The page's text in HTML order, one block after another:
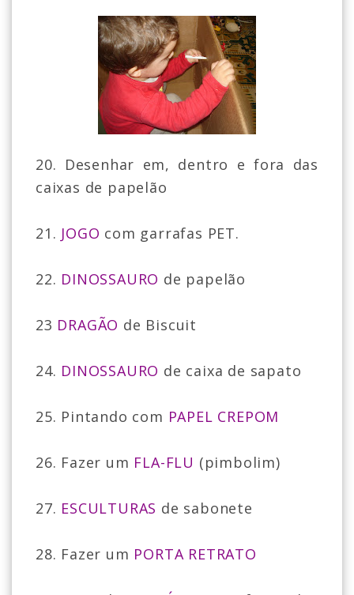
20. Desenhar em, dentro e fora das
caixas de papelão
21. JOGO com garrafas PET.
22. DINOSSAURO de papelão
23 DRAGÃO de Biscuit
24. DINOSSAURO de caixa de sapato
25. Pintando com PAPEL CREPOM
26. Fazer um FLA-FLU (pimbolim)
27. ESCULTURAS de sabonete
28. Fazer um PORTA RETRATO